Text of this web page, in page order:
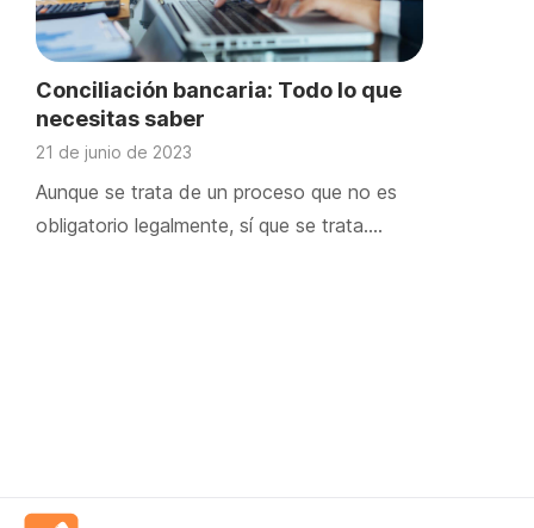
Conciliación bancaria: Todo lo que
necesitas saber
21 de junio de 2023
Aunque se trata de un proceso que no es
obligatorio legalmente, sí que se trata….